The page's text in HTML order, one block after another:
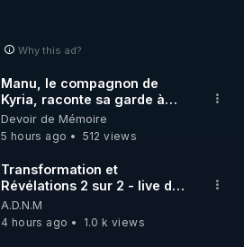
Why this ad?
Manu, le compagnon de
Kyria, raconte sa garde à
vue musclée. PARTAGEZ!
Devoir de Mémoire
5 hours ago
512 views
Transformation et
Révélations 2 sur 2 - live du
07/08/26
A.D.N.M
4 hours ago
1.0 k views